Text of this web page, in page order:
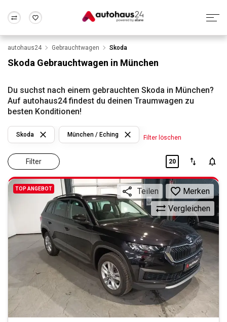
Wir bewerten dein Auto
Alle Fragen & Antworten
Rund um die Inzahlungnahme
Frankfurt Wuppertal
autohaus24 Gebrauchtwagen Skoda
Skoda Gebrauchtwagen in München
Du suchst nach einem gebrauchten Skoda in München?
Auf autohaus24 findest du deinen Traumwagen zu
besten Konditionen!
Filter
Skoda München / Eching Filter löschen
20
TOP ANGEBOT
Vergleichen
Teilen Merken